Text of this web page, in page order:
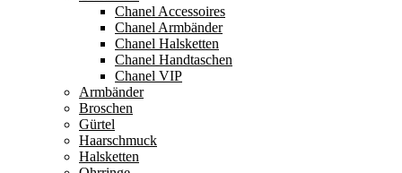
Chanel Accessoires
Chanel Armbänder
Chanel Halsketten
Chanel Handtaschen
Chanel VIP
Armbänder
Broschen
Gürtel
Haarschmuck
Halsketten